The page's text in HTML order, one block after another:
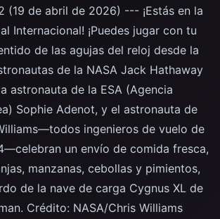
(19 de abril de 2026) --- ¡Estás en la
Internacional! ¡Puedes jugar con tu
de las agujas del reloj desde la
de la NASA Jack Hathaway
astronauta de la ESA (Agencia
Sophie Adenot, y el astronauta de
ingenieros de vuelo de
un envío de comida fresca,
manzanas, cebollas y pimientos,
de la nave de carga Cygnus XL de
Crédito: NASA/Chris Williams